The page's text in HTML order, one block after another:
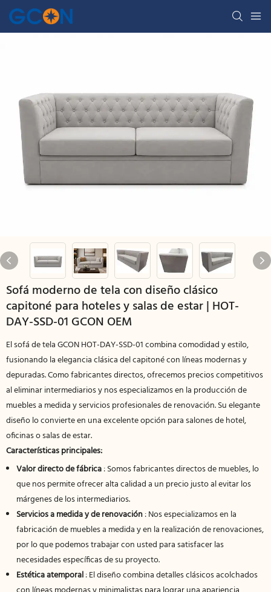
Sofá moderno de tela con diseño clásico
capitoné para hoteles y salas de estar | HOT-
DAY-SSD-01 GCON OEM
El sofá de tela GCON HOT-DAY-SSD-01 combina comodidad y estilo,
fusionando la elegancia clásica del capitoné con líneas modernas y
depuradas. Como fabricantes directos, ofrecemos precios competitivos
al eliminar intermediarios y nos especializamos en la producción de
muebles a medida y servicios profesionales de renovación. Su elegante
diseño lo convierte en una excelente opción para salones de hotel,
oficinas o salas de estar.
Características principales:
Valor directo de fábrica: Somos fabricantes directos de muebles, lo
que nos permite ofrecer alta calidad a un precio justo al evitar los
márgenes de los intermediarios.
Servicios a medida y de renovación: Nos especializamos en la
fabricación de muebles a medida y en la realización de renovaciones,
por lo que podemos trabajar con usted para satisfacer las
necesidades específicas de su proyecto.
Estética atemporal: El diseño combina detalles clásicos acolchados